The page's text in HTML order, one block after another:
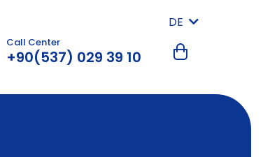
DE
Call Center
+90(537) 029 39 10